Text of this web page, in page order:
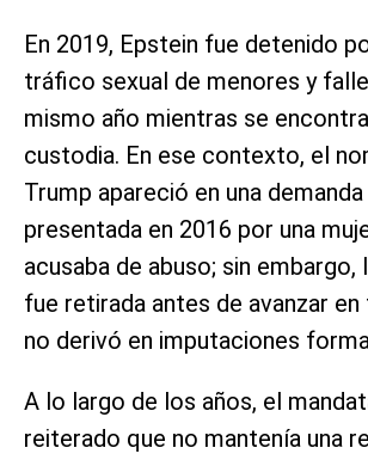
En 2019, Epstein fue detenido
tráfico sexual de menores y
mismo año mientras se
custodia. En ese contexto, el
Trump apareció en una
presentada en 2016 por una
acusaba de abuso; sin embargo,
fue retirada antes de avanzar en
no derivó en imputaciones
A lo largo de los años, el
reiterado que no mantenía una